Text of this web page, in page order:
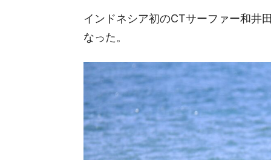
インドネシア初のCTサーファー和井
なった。